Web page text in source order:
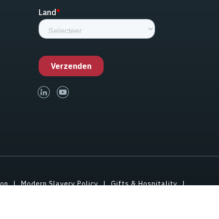
linked-inyoutube
Modern Slavery Policy
Gifts & Hospitality